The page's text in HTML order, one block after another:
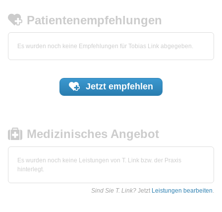
Patientenempfehlungen
Es wurden noch keine Empfehlungen für Tobias Link abgegeben.
Jetzt empfehlen
Medizinisches Angebot
Es wurden noch keine Leistungen von T. Link bzw. der Praxis
hinterlegt.
Sind Sie T. Link? Jetzt Leistungen bearbeiten.